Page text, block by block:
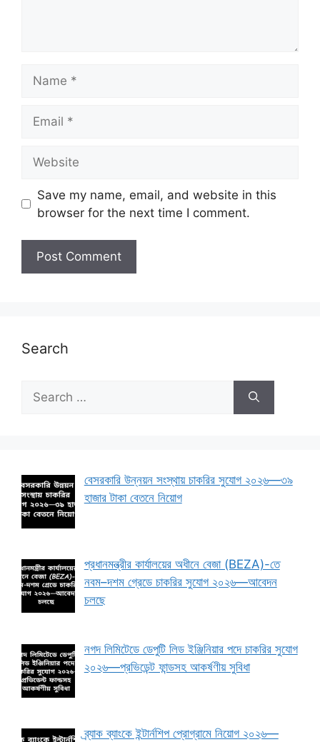
Save my name, email, and website in this
browser for the next time I comment.
Search
Search
for:
বেসরকারি উন্নয়ন সংস্থায় চাকরির সুযোগ ২০২৬—৩৯
হাজার টাকা বেতনে নিয়োগ
প্রধানমন্ত্রীর কার্যালয়ের অধীনে বেজা (BEZA)-তে
নবম–দশম গ্রেডে চাকরির সুযোগ ২০২৬—আবেদন
চলছে
নগদ লিমিটেডে ডেপুটি লিড ইঞ্জিনিয়ার পদে চাকরির সুযোগ
২০২৬—প্রভিডেন্ট ফান্ডসহ আকর্ষণীয় সুবিধা
ব্র্যাক ব্যাংকে ইন্টার্নশিপ প্রোগ্রামে নিয়োগ ২০২৬—